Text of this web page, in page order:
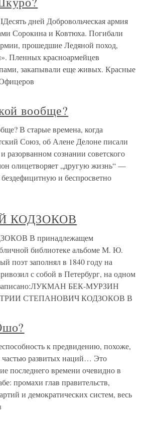
дней Добровольческая армия
Сорокина и Ковтюха. Погибали
прошедшие Ледяной поход,
Пленных красноармейцев
закапывали еще живых. Красные
вообще?
В старые времена, когда
Союз, об Алене Делоне писали
разорванном сознании советского
олицетворяет „другую жизнь“ —
и беспросветно
КОДЗОКОВ
В принадлежащем
библиотеке альбоме М. Ю.
поэт заполнял в 1840 году на
с собой в Петербург, на одном
записано:ЛУКМАН БЕК-МУРЗИН
СТЕПАНОВИЧ КОДЗОКОВ В
к предвидению, похоже,
частью развитых наций… Это
последнего времени очевидно в
промахи глав правительств,
и демократических систем, весь